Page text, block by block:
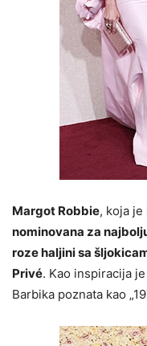
Margot Robbie, koja je
nominovana za
roze haljini sa
Privé. Kao inspiracija
Barbika poznata kao